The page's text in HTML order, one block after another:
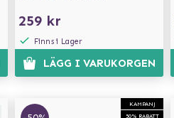
259 kr
Finns i Lager
LÄGG I VARUKORGEN
KAMPANJ
50% RABATT